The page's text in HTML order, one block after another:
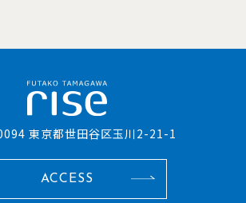
東京都世田谷区玉川2-21-1
ACCESS